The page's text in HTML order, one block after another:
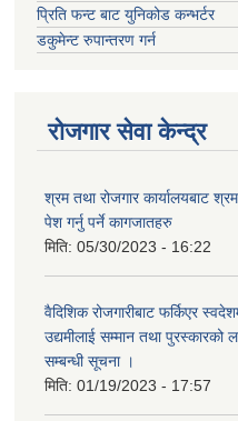
प्रिति फन्ट बाट युनिकोड कन्भर्टर
डकुमेन्ट रुपान्तरण गर्न
रोजगार सेवा केन्द्र
श्रम तथा रोजगार कार्यालयबाट श्रम
पेश गर्नु पर्ने कागजातहरु
मिति: 05/30/2023 - 16:22
वैदिशिक रोजगारीबाट फर्किएर
उद्यमीलाई सम्मान तथा पुरस्कारको
सम्बन्धी सूचना ।
मिति: 01/19/2023 - 17:57